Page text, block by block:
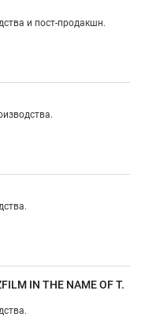
и пост-продакшн.
IN THE NAME OF T.